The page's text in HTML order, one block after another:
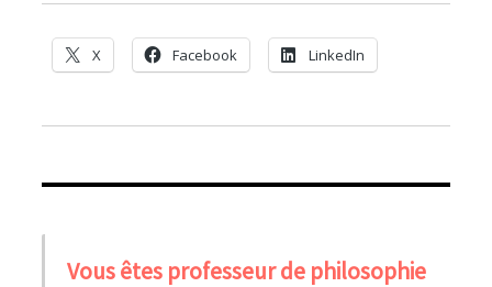
X Facebook LinkedIn
Vous êtes professeur de philosophie